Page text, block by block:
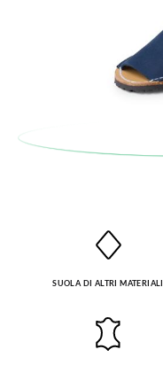
SUOLA DI ALTRI MATERIALI